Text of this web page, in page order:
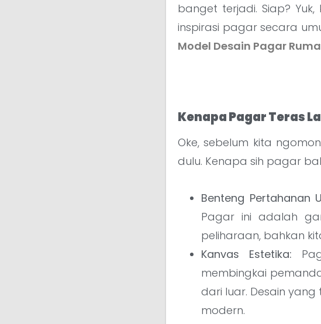
banget terjadi. Siap?
inspirasi pagar secara
Model Desain Pagar
Kenapa Pagar Teras
Oke, sebelum kita
dulu. Kenapa sih pagar
Benteng Pertahanan
Pagar ini adalah
peliharaan, bahkan
Kanvas Estetika:
membingkai
dari luar. Desain
modern.